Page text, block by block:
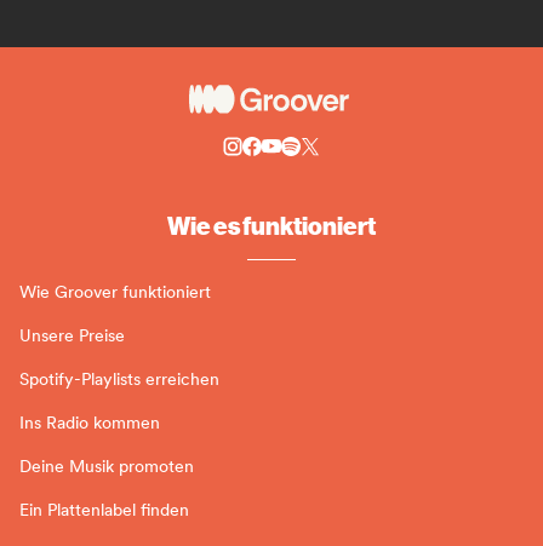
Wie es funktioniert
Wie Groover funktioniert
Unsere Preise
Spotify-Playlists erreichen
Ins Radio kommen
Deine Musik promoten
Ein Plattenlabel finden